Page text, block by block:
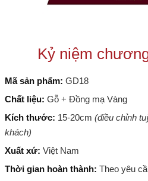
Kỷ niệm
Mã sản phẩm: GD18
Chất liệu: Gỗ + Đồng mạ Vàng
Kích thước: 15-20cm (điều chỉnh
khách)
Xuất xứ: Việt Nam
Thời gian hoàn thành: Theo yêu